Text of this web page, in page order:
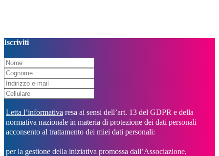
Iscriviti
Letta l’informativa resa ai sensi dell’art. 13 del GDPR e della
normativa nazionale in materia di protezione dei dati personali
acconsento al trattamento dei miei dati personali:
per la gestione della iniziativa promossa dall’Associazione,